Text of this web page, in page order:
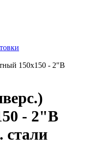
150х150 - 2"В
- 2"В
стали